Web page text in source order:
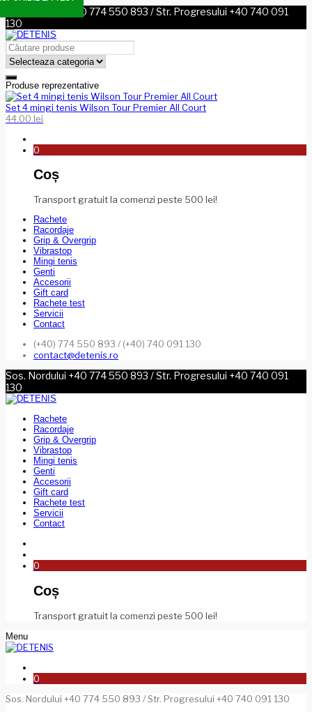
Sos. Nordului +40 774 550 893 / Str. Progresului +40 740 091
130
Produse reprezentative
Set 4 mingi tenis Wilson Tour Premier All Court
44.00 lei
0
Coș
Transport gratuit la comenzi peste 500 lei!
Rachete
Racordaje
Grip & Overgrip
Vibrastop
Mingi tenis
Genti
Accesorii
Gift card
Rachete test
Servicii
Contact
(+40) 774 550 893 / (+40) 740 091 130
contact@detenis.ro
Sos. Nordului +40 774 550 893 / Str. Progresului +40 740 091
130
Rachete
Racordaje
Grip & Overgrip
Vibrastop
Mingi tenis
Genti
Accesorii
Gift card
Rachete test
Servicii
Contact
0
Coș
Transport gratuit la comenzi peste 500 lei!
Menu
0
Sos. Nordului +40 774 550 893 / Str. Progresului +40 740 091 130